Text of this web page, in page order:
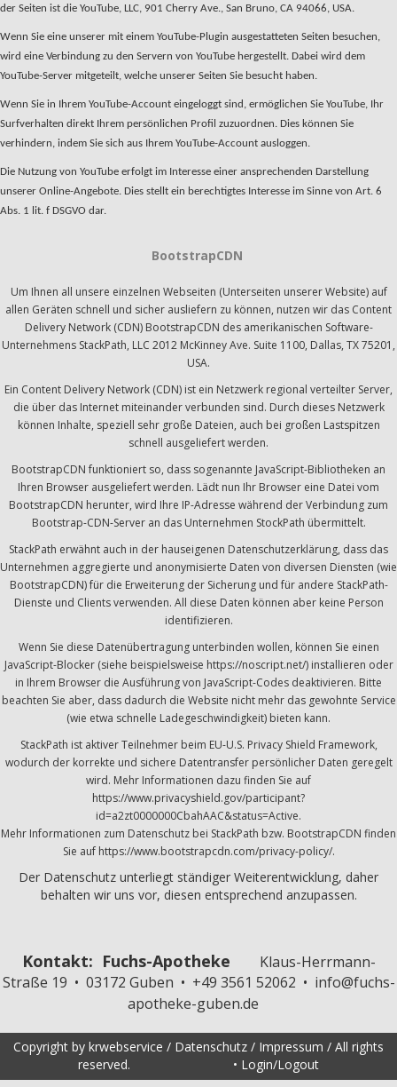
der Seiten ist die YouTube, LLC, 901 Cherry Ave., San Bruno, CA 94066, USA.
Wenn Sie eine unserer mit einem YouTube-Plugin ausgestatteten Seiten besuchen,
wird eine Verbindung zu den Servern von YouTube hergestellt. Dabei wird dem
YouTube-Server mitgeteilt, welche unserer Seiten Sie besucht haben.
Wenn Sie in Ihrem YouTube-Account eingeloggt sind, ermöglichen Sie YouTube, Ihr
Surfverhalten direkt Ihrem persönlichen Profil zuzuordnen. Dies können Sie
verhindern, indem Sie sich aus Ihrem YouTube-Account ausloggen.
Die Nutzung von YouTube erfolgt im Interesse einer ansprechenden Darstellung
unserer Online-Angebote. Dies stellt ein berechtigtes Interesse im Sinne von Art. 6
Abs. 1 lit. f DSGVO dar.
BootstrapCDN
Um Ihnen all unsere einzelnen Webseiten (Unterseiten unserer Website) auf
allen Geräten schnell und sicher ausliefern zu können, nutzen wir das Content
Delivery Network (CDN) BootstrapCDN des amerikanischen Software-
Unternehmens StackPath, LLC 2012 McKinney Ave. Suite 1100, Dallas, TX 75201,
USA.
Ein Content Delivery Network (CDN) ist ein Netzwerk regional verteilter Server,
die über das Internet miteinander verbunden sind. Durch dieses Netzwerk
können Inhalte, speziell sehr große Dateien, auch bei großen Lastspitzen
schnell ausgeliefert werden.
BootstrapCDN funktioniert so, dass sogenannte JavaScript-Bibliotheken an
Ihren Browser ausgeliefert werden. Lädt nun Ihr Browser eine Datei vom
BootstrapCDN herunter, wird Ihre IP-Adresse während der Verbindung zum
Bootstrap-CDN-Server an das Unternehmen StockPath übermittelt.
StackPath erwähnt auch in der hauseigenen Datenschutzerklärung, dass das
Unternehmen aggregierte und anonymisierte Daten von diversen Diensten (wie
BootstrapCDN) für die Erweiterung der Sicherung und für andere StackPath-
Dienste und Clients verwenden. All diese Daten können aber keine Person
identifizieren.
Wenn Sie diese Datenübertragung unterbinden wollen, können Sie einen
JavaScript-Blocker (siehe beispielsweise https://noscript.net/) installieren oder
in Ihrem Browser die Ausführung von JavaScript-Codes deaktivieren. Bitte
beachten Sie aber, dass dadurch die Website nicht mehr das gewohnte Service
(wie etwa schnelle Ladegeschwindigkeit) bieten kann.
StackPath ist aktiver Teilnehmer beim EU-U.S. Privacy Shield Framework,
wodurch der korrekte und sichere Datentransfer persönlicher Daten geregelt
wird. Mehr Informationen dazu finden Sie auf
https://www.privacyshield.gov/participant?
id=a2zt0000000CbahAAC&status=Active.
Mehr Informationen zum Datenschutz bei StackPath bzw. BootstrapCDN finden
Sie auf https://www.bootstrapcdn.com/privacy-policy/.
Der Datenschutz unterliegt ständiger Weiterentwicklung, daher
behalten wir uns vor, diesen entsprechend anzupassen.
Kontakt: Fuchs-Apotheke
Klaus-Herrmann-
Straße 19 • 03172 Guben • +49 3561 52062 • info@fuchs-
apotheke-guben.de
Copyright by krwebservice / Datenschutz / Impressum / All rights
reserved. • Login/Logout